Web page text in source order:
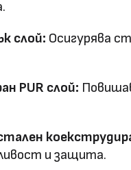
водоустойчив &
слой: Осигурява
PUR слой:
и защита.